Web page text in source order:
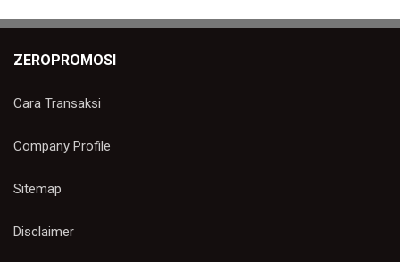
ZEROPROMOSI
Cara Transaksi
Company Profile
Sitemap
Disclaimer